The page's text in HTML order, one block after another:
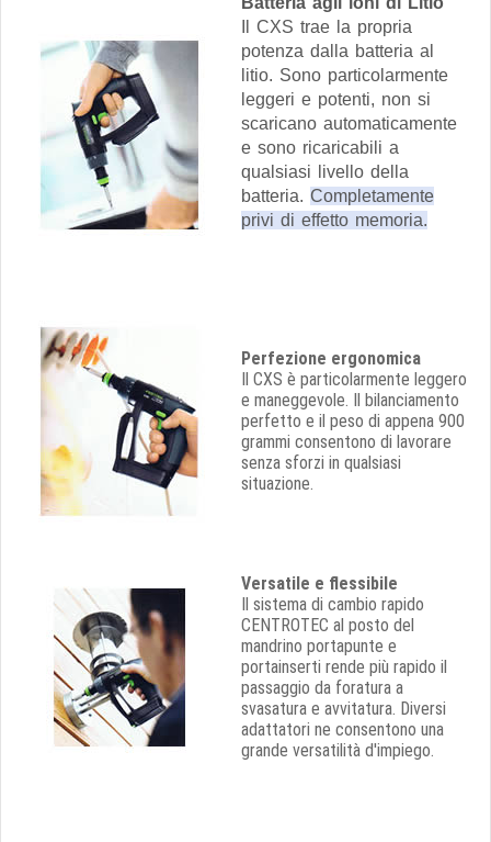
Il CXS trae la propria
potenza dalla batteria al
litio. Sono particolarmente
leggeri e potenti, non si
scaricano automaticamente
e sono ricaricabili a
qualsiasi livello della
batteria. Completamente
privi di effetto memoria.
Perfezione ergonomica
Il CXS è particolarmente leggero
e maneggevole. Il bilanciamento
perfetto e il peso di appena 900
grammi consentono di lavorare
senza sforzi in qualsiasi
situazione.
Versatile e flessibile
Il sistema di cambio rapido
CENTROTEC al posto del
mandrino portapunte e
portainserti rende più rapido il
passaggio da foratura a
svasatura e avvitatura. Diversi
adattatori ne consentono una
grande versatilità d'impiego.